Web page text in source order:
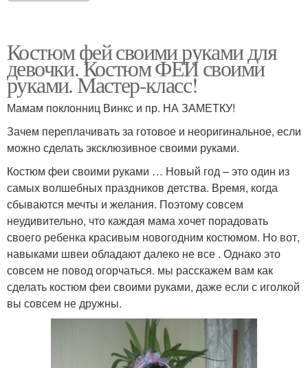
Костюм фей своими руками для
девочки. Костюм ФЕИ своими
руками. Мастер-класс!
Мамам поклонниц Винкс и пр. НА ЗАМЕТКУ!
Зачем переплачивать за готовое и неоригинальное, если
можно сделать эксклюзивное своими руками.
Костюм феи своими руками … Новый год – это один из
самых волшебных праздников детства. Время, когда
сбываются мечты и желания. Поэтому совсем
неудивительно, что каждая мама хочет порадовать
своего ребенка красивым новогодним костюмом. Но вот,
навыками швеи обладают далеко не все . Однако это
совсем не повод огорчаться. мы расскажем вам как
сделать костюм феи своими руками, даже если с иголкой
вы совсем не дружны.